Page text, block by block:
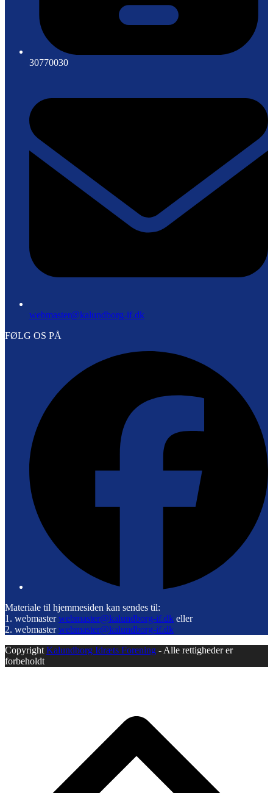
30770030
webmaster@kalundborg-if.dk
FØLG OS PÅ
Materiale til hjemmesiden kan sendes til:
1. webmasterwebmaster@kalundborg-if.dk eller
2. webmasterwebmaster@kalundborg-if.dk
Copyright Kalundborg Idræts Forening - Alle rettigheder er
forbeholdt